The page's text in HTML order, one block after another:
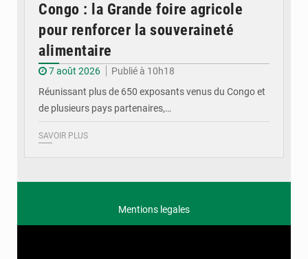
Congo : la Grande foire agricole
pour renforcer la souveraineté
alimentaire
7 août 2026
Publié à 10h18
Réunissant plus de 650 exposants venus du Congo et
de plusieurs pays partenaires,…
SAVOIR PLUS
Mentions legales